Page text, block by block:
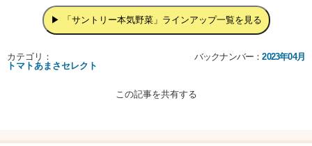
▶ 「サントリー本気野菜」ラインアップ一覧を見る
カテゴリ：
トマトあまさセレクト
バックナンバー：2023年04月
この記事を共有する